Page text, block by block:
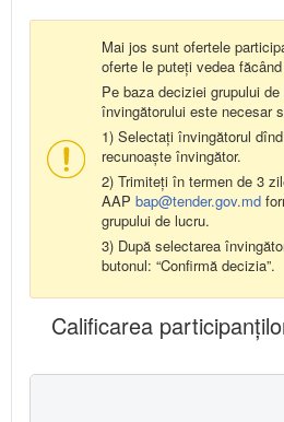
Mai jos sunt ofertele
oferte le puteți vedea
Pe baza deciziei grupului
învingătorului este necesar
1) Selectați învingătorul
recunoaște învingător.
2) Trimiteți în termen de 3
AAP bap@tender.gov.md
grupului de lucru.
3) După selectarea
butonul: “Confirmă decizia”.
Calificarea